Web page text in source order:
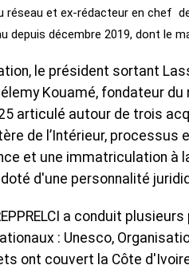
réseau et ex-rédacteur en chef
depuis décembre 2019, dont le
le président sortant
Kouamé, fondateur du
articulé autour de trois
de l’Intérieur, processus
et une immatriculation à
d'une personnalité
a conduit
: Unesco,
ont couvert la Côte